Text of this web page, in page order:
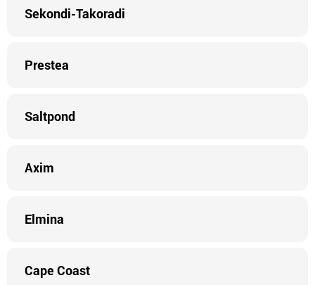
Sekondi-Takoradi
Prestea
Saltpond
Axim
Elmina
Cape Coast